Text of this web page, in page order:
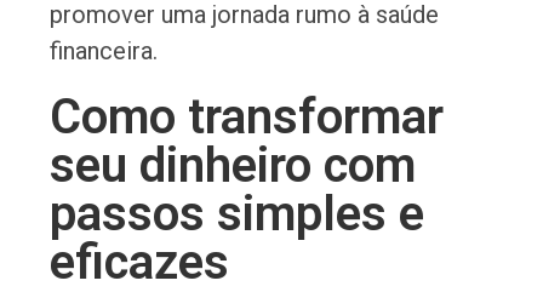
promover uma jornada rumo à saúde
financeira.
Como transformar
seu dinheiro com
passos simples e
eficazes